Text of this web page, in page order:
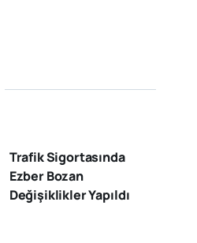
Trafik Sigortasında
Ezber Bozan
Değişiklikler Yapıldı